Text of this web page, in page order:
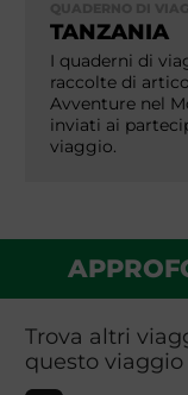
TANZANIA
I quaderni di
raccolte di
Avventure nel
inviati ai
viaggio.
Trova altri
questo